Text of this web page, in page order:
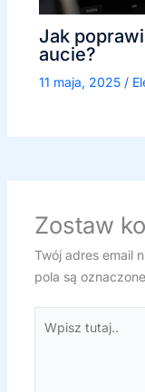
Jak
aucie?
11 maja, 2025 /
Zostaw
Twój adres email
pola są oznaczone
tutaj..